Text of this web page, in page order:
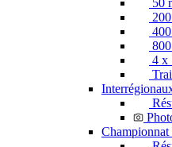
50
4 x
Championnat